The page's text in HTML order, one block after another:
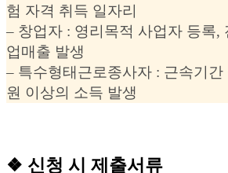
험 자격 취득 일자리
– 창업자 : 영리목적 사업자 등록,
업매출 발생
– 특수형태근로종사자 : 근속기간
원 이상의 소득 발생
❖ 신청 시 제출서류